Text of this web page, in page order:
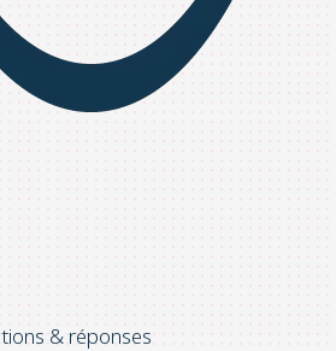
& réponses